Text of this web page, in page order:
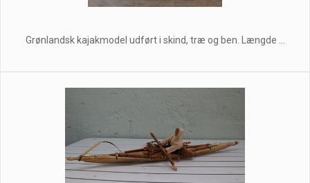
Grønlandsk kajakmodel udført i skind, træ og ben. Længde ...